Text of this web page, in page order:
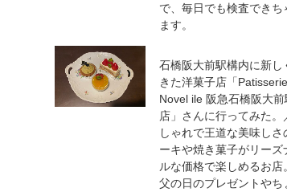
で、毎日でも検査できち
ます。
石橋阪大前駅構内に新し
きた洋菓子店「Patisserie
Novel ile 阪急石橋阪大前
店」さんに行ってみた。
しゃれで王道な美味しさ
ーキや焼き菓子がリーズ
ルな価格で楽しめるお店
父の日のプレゼントやち